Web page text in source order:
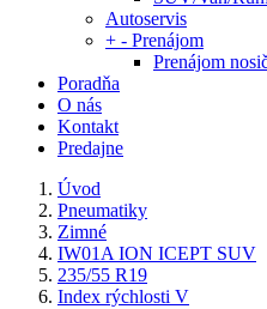
Autoservis
+ - Prenájom
Prenájom
Poradňa
O nás
Kontakt
Predajne
Úvod
Pneumatiky
Zimné
IW01A ION ICEPT SUV
235/55 R19
Index rýchlosti V